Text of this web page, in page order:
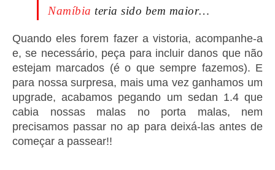
Namíbia teria sido bem maior…
Quando eles forem fazer a vistoria, acompanhe-a
e, se necessário, peça para incluir danos que não
estejam marcados (é o que sempre fazemos). E
para nossa surpresa, mais uma vez ganhamos um
upgrade, acabamos pegando um sedan 1.4 que
cabia nossas malas no porta malas, nem
precisamos passar no ap para deixá-las antes de
começar a passear!!